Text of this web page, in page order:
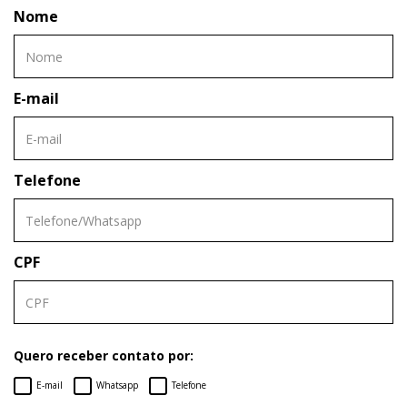
Nome
E-mail
Telefone
CPF
Quero receber contato por:
E-mail Whatsapp Telefone